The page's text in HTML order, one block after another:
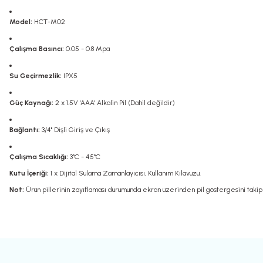
Model: HCT-M02
Çalışma Basıncı: 0.05 - 0.8 Mpa
Su Geçirmezlik: IPX5
Güç Kaynağı: 2 x 1.5V 'AAA' Alkalin Pil (Dahil değildir)
Bağlantı: 3/4" Dişli Giriş ve Çıkış
Çalışma Sıcaklığı: 3°C - 45°C
Kutu İçeriği: 1 x Dijital Sulama Zamanlayıcısı, Kullanım Kılavuzu.
Not: Ürün pillerinin zayıflaması durumunda ekran üzerinden pil göstergesini